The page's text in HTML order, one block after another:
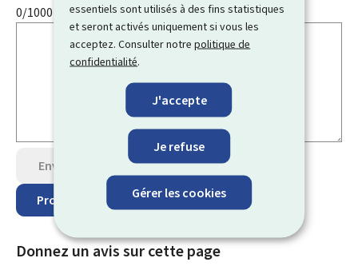
essentiels sont utilisés à des fins statistiques
et seront activés uniquement si vous les
acceptez. Consulter notrepolitique de
confidentialité.
J'accepte
Je refuse
Gérer les cookies
0/1000
Envoyer votre avis
Protection des données
Donnez un avis sur cette page